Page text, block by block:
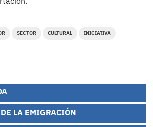
SECTOR CULTURAL INICIATIVA
LA EMIGRACIÓN